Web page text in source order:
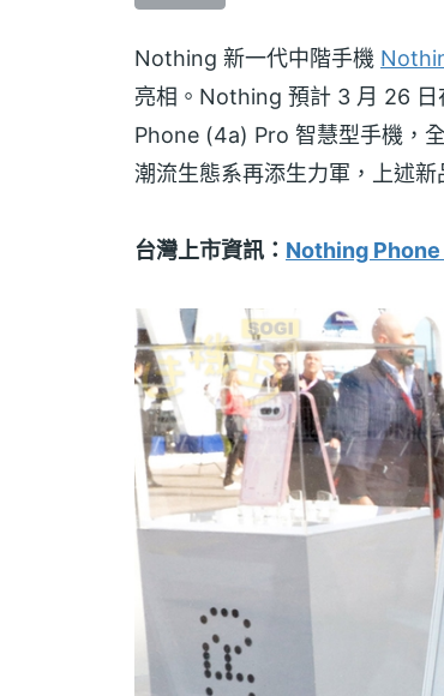
Nothing 新一代中階手機
亮相。Nothing 預計 3 月 26
Phone (4a) Pro 智慧型手機，
潮流生態系再添生力軍，上述
台灣上市資訊： Nothing Phone